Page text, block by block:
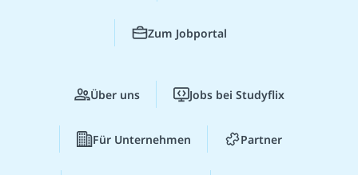
Zum Jobportal
Über uns Jobs bei Studyflix
Für Unternehmen Partner